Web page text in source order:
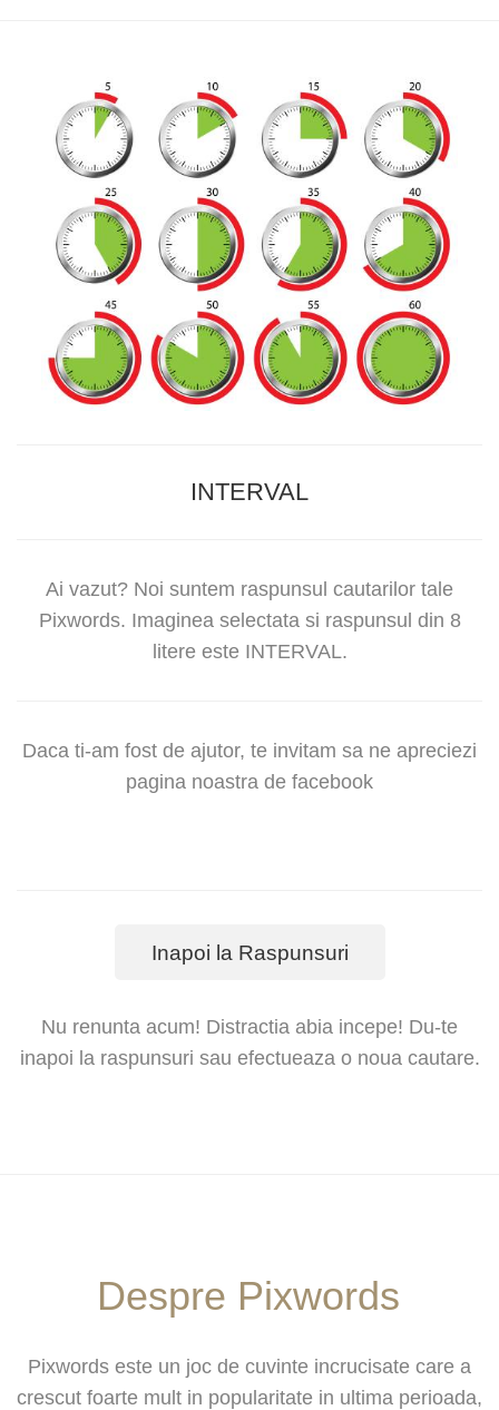
INTERVAL
Ai vazut? Noi suntem raspunsul cautarilor tale
Pixwords. Imaginea selectata si raspunsul din 8
litere este INTERVAL.
Daca ti-am fost de ajutor, te invitam sa ne apreciezi
pagina noastra de facebook
Inapoi la Raspunsuri
Nu renunta acum! Distractia abia incepe! Du-te
inapoi la raspunsuri sau efectueaza o noua cautare.
Despre Pixwords
Pixwords este un joc de cuvinte incrucisate care a
crescut foarte mult in popularitate in ultima perioada,